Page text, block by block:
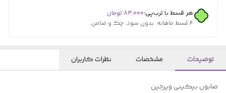
هر قسط با ترب‌پی:۸۴٬۰۰۰تومان
۴ قسط ماهانه. بدون سود، چک و ضامن.
توضیحات مشخصات نظرات کاربران
صابون بیکینی ویرجین